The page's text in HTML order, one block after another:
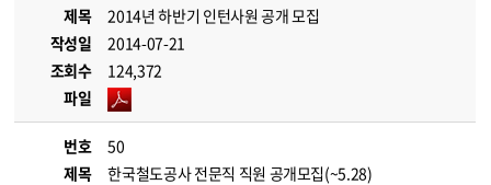
제목
2014년 하반기 인턴사원 공개 모집
작성일
2014-07-21
조회수
124,372
파일
번호
50
제목
한국철도공사 전문직 직원 공개모집(~5.28)